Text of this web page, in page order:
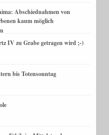
Abschiednahmen von
kaum möglich
IV zu Grabe getragen wird ;-)
bis Totensonntag